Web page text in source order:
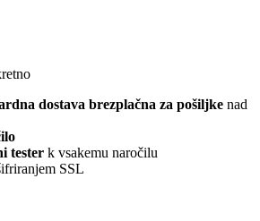
dostava brezplačna za pošiljke nad
tester k vsakemu naročilu
SSL